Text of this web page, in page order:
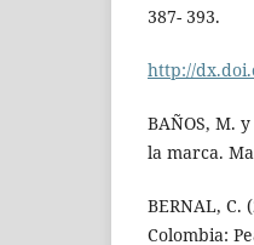
387- 393.
http://
BAÑOS, M.
la marca.
BERNAL, C.
Colombia: